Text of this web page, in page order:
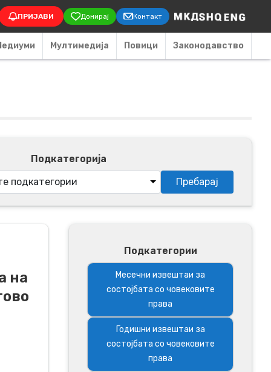
ПРИЈАВИ Донирај Контакт
Мултимедија Повици Законодавство
Подкатегорија
на
Подкатегории
Месечни извештаи за
состојбата со човековите
права
Годишни извештаи за
состојбата со човековите
права